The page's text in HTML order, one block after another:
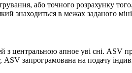
або точного розрахунку
знаходиться в межах заданого
центральною апное уві сні. ASV
запрограмована на подачу